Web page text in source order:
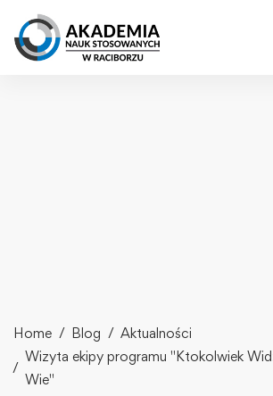
Home Blog
Aktualności
Wizyta ekipy programu "Ktokolwiek
Wie"